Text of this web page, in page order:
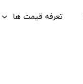
تعرفه قیمت ها